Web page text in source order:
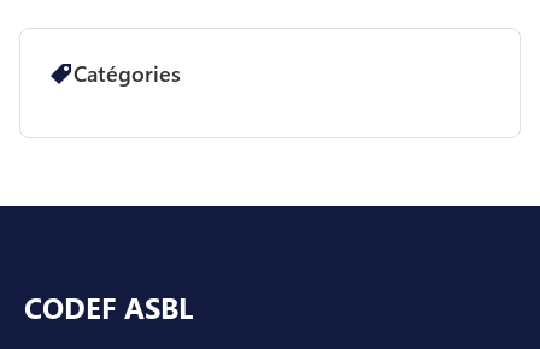
Catégories
CODEF ASBL